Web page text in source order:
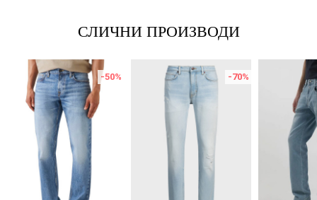
СЛИЧНИ ПРОИЗВОДИ
-50% -70%